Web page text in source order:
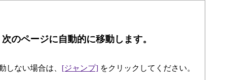
次のページに自動的に移動します。